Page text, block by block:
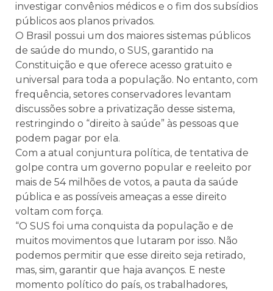
investigar convênios médicos e o fim dos subsídios
públicos aos planos privados.
O Brasil possui um dos maiores sistemas públicos
de saúde do mundo, o SUS, garantido na
Constituição e que oferece acesso gratuito e
universal para toda a população. No entanto, com
frequência, setores conservadores levantam
discussões sobre a privatização desse sistema,
restringindo o “direito à saúde” às pessoas que
podem pagar por ela.
Com a atual conjuntura política, de tentativa de
golpe contra um governo popular e reeleito por
mais de 54 milhões de votos, a pauta da saúde
pública e as possíveis ameaças a esse direito
voltam com força.
“O SUS foi uma conquista da população e de
muitos movimentos que lutaram por isso. Não
podemos permitir que esse direito seja retirado,
mas, sim, garantir que haja avanços. E neste
momento político do país, os trabalhadores,